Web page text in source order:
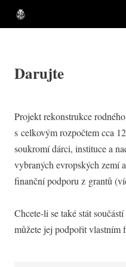
Darujte
Projekt rekonstrukce
s celkovým rozpočtem cca
soukromí dárci, instituce a
vybraných evropských zemí
finanční podporu z grantů
Chcete-li se také stát
můžete jej podpořit vlastním